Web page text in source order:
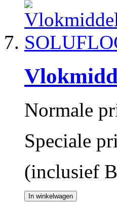
Normale
Speciale
(inclusief
In winkelwagen